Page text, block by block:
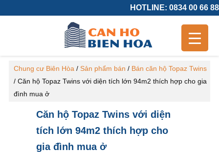
HOTLINE: 0834 00 66 88
Chung cư Biên Hòa / Sản phẩm bán / Bán căn hộ Topaz Twins
/ Căn hộ Topaz Twins với diện tích lớn 94m2 thích hợp cho gia
đình mua ở
Căn hộ Topaz Twins với diện
tích lớn 94m2 thích hợp cho
gia đình mua ở